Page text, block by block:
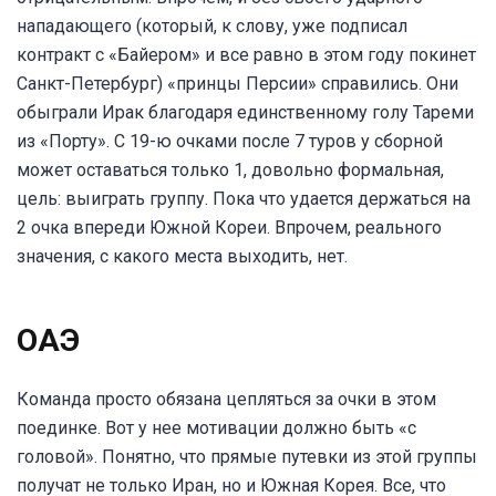
нападающего (который, к слову, уже подписал
контракт с «Байером» и все равно в этом году покинет
Санкт-Петербург) «принцы Персии» справились. Они
обыграли Ирак благодаря единственному голу Тареми
из «Порту». С 19-ю очками после 7 туров у сборной
может оставаться только 1, довольно формальная,
цель: выиграть группу. Пока что удается держаться на
2 очка впереди Южной Кореи. Впрочем, реального
значения, с какого места выходить, нет.
ОАЭ
Команда просто обязана цепляться за очки в этом
поединке. Вот у нее мотивации должно быть «с
головой». Понятно, что прямые путевки из этой группы
получат не только Иран, но и Южная Корея. Все, что